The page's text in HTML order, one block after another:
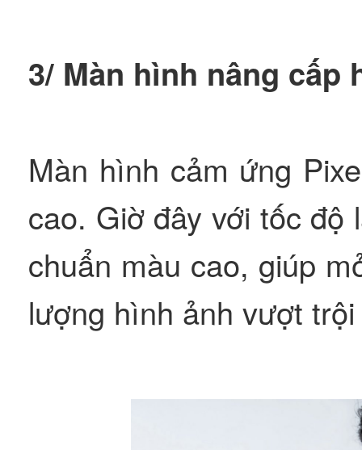
3/ Màn hình nâng cấp
Màn hình cảm ứng
cao. Giờ đây với tốc độ
chuẩn màu cao, giúp
lượng hình ảnh vượt